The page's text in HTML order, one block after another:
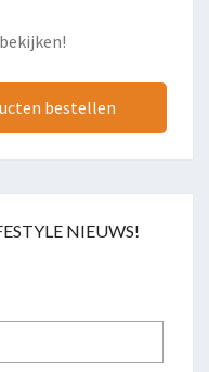
bestellen
NIEUWS!